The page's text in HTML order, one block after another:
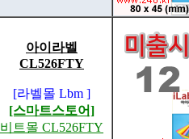
아이라벨
CL526FTY
[라벨몰 Lbm ]
[스마트스토어]
비트몰 CL526FTY